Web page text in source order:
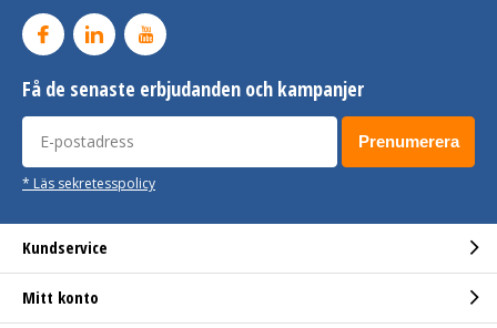
Få de senaste erbjudanden och kampanjer
Prenumerera
* Läs sekretesspolicy
Kundservice
Mitt konto